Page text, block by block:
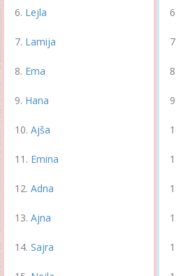
Lejla
Lamija
Ema
Hana
Ajša
Emina
Adna
Ajna
Sajra